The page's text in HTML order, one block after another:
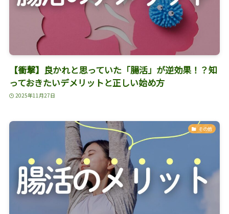
【衝撃】良かれと思っていた「腸活」が逆効果！？知
っておきたいデメリットと正しい始め方
2025年11月27日
その他